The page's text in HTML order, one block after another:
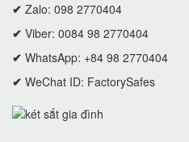
✔ Zalo: 098 2770404
✔ Viber: 0084 98 2770404
✔ WhatsApp: +84 98 2770404
✔ WeChat ID: FactorySafes